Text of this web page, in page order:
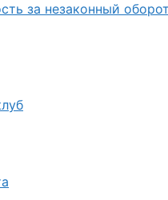
за незаконный